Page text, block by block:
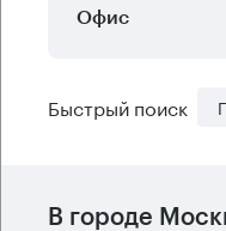
Офис
Быстрый поиск
В городе